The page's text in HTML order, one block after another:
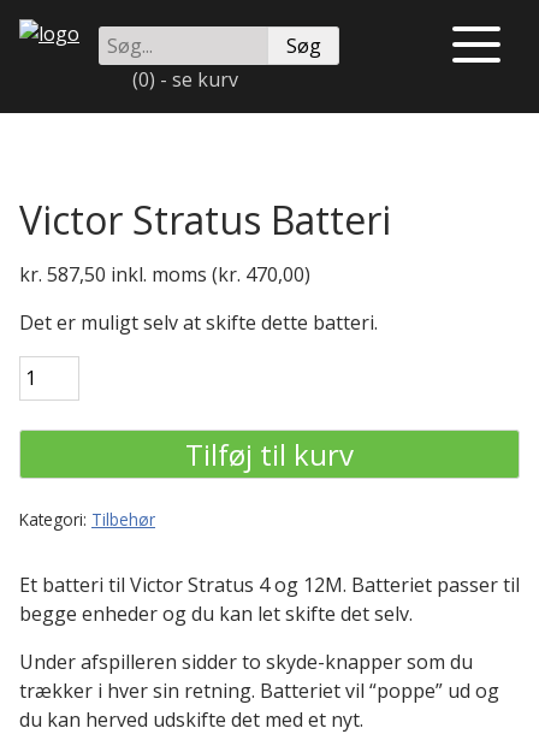
Videre
Søg
på
instrulog.dk
(0) - se kurv
Åben
menu
Victor Stratus Batteri
kr. 587,50 inkl. moms (kr. 470,00)
Det er muligt selv at skifte dette batteri.
Victor
Stratus
Batteri
Tilføj til kurv
Kategori: Tilbehør
Et batteri til Victor Stratus 4 og 12M. Batteriet passer til
begge enheder og du kan let skifte det selv.
Under afspilleren sidder to skyde-knapper som du
trækker i hver sin retning. Batteriet vil “poppe” ud og
du kan herved udskifte det med et nyt.